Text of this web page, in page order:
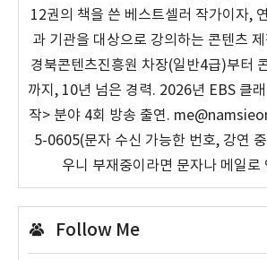
12권의 책을 쓴 베스트셀러 작가이자,
과 기관을 대상으로 강의하는 콘텐츠
경북콘텐츠진흥원 차장(일반4급)부터
까지, 10년 넘은 경력. 2026년 EBS 클
작> 분야 4회 방송 출연.
5-0605(문자 수신 가능한 번호, 강연
우니 부재중이라면 문자나 메일로
Follow Me